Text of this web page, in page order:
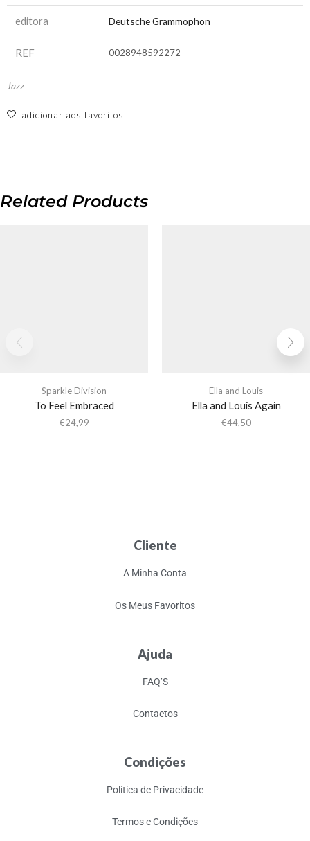
editora Deutsche Grammophon
REF 0028948592272
Jazz
adicionar aos favoritos
Related Products
Sparkle Division
To Feel Embraced
€24,99
Ella and Louis
Ella and Louis Again
€44,50
Cliente
A Minha Conta
Os Meus Favoritos
Ajuda
FAQ’S
Contactos
Condições
Política de Privacidade
Termos e Condições